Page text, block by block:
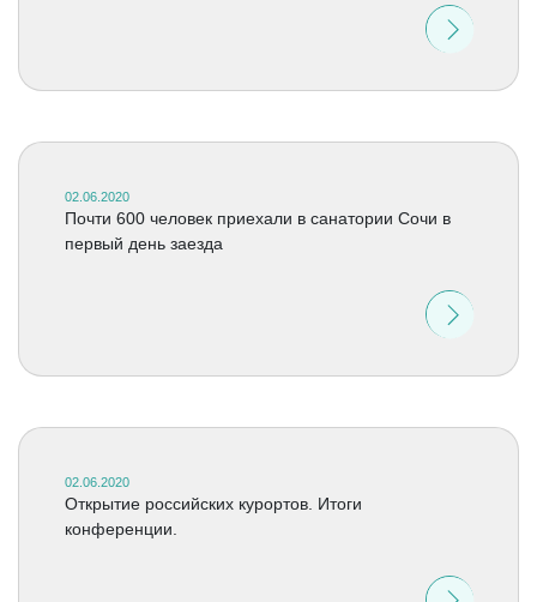
02.06.2020
Почти 600 человек приехали в санатории Сочи в
первый день заезда
02.06.2020
Открытие российских курортов. Итоги
конференции.